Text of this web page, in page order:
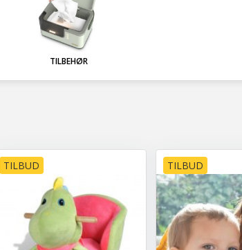
TILBEHØR
TILBUD TILBUD